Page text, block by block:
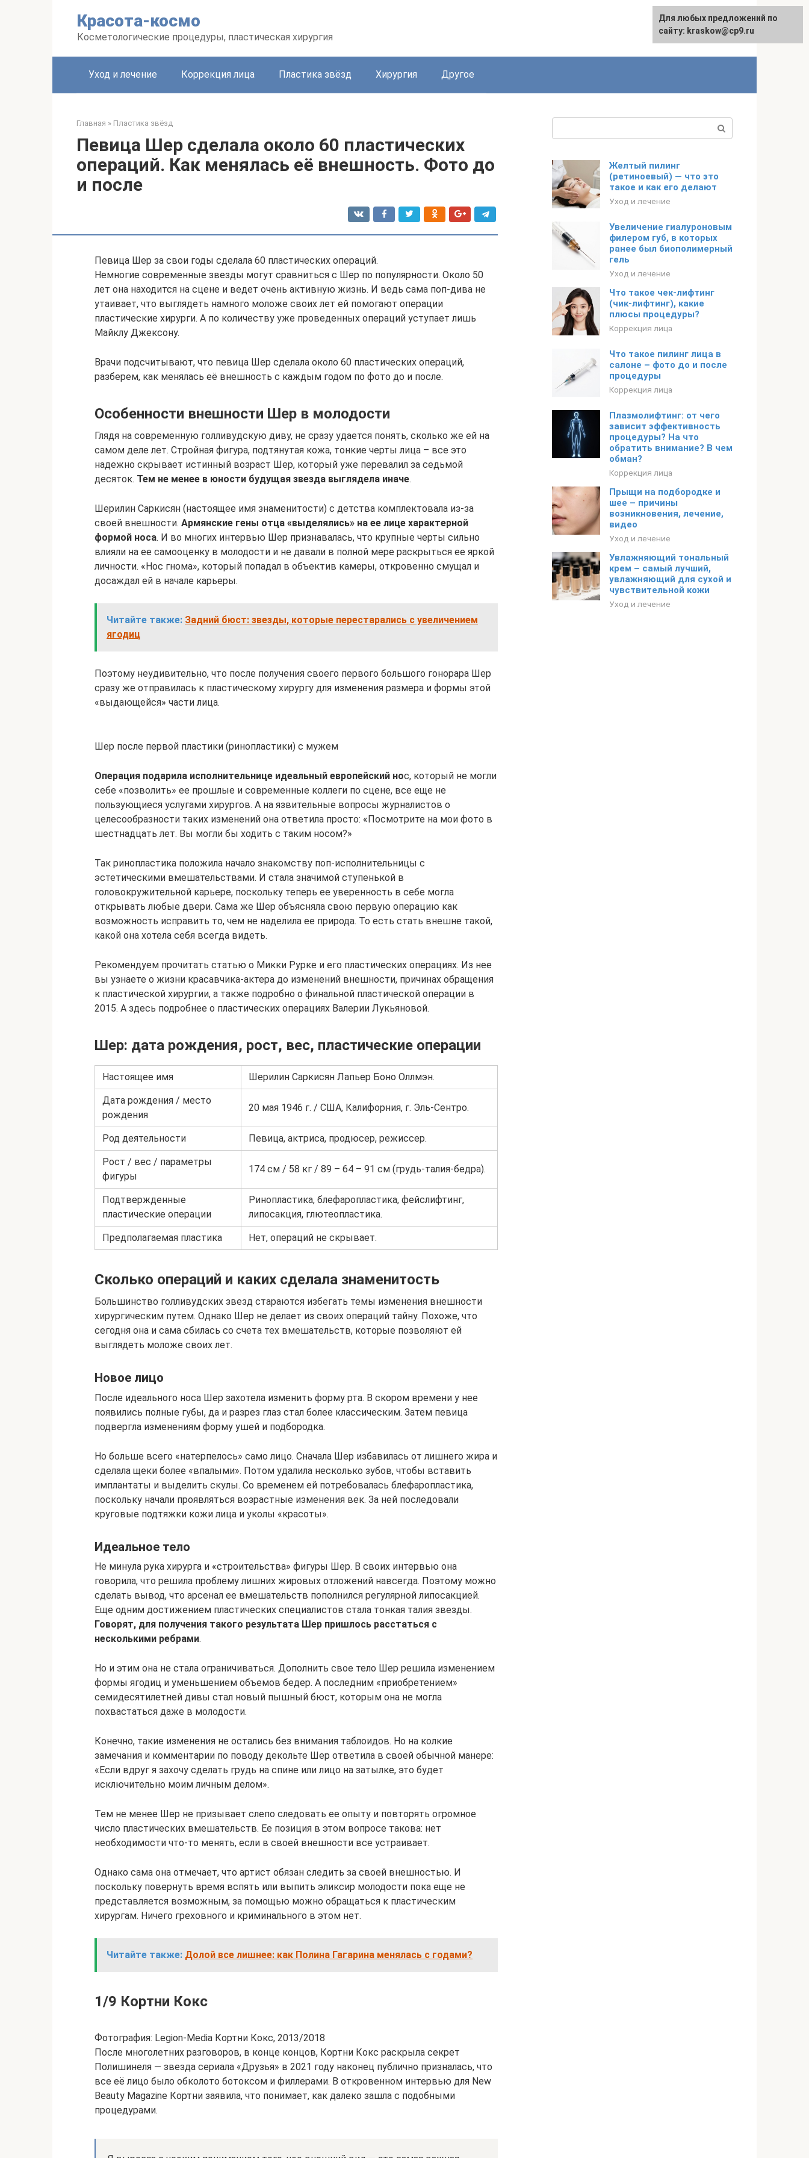
Красота-космо
Косметологические процедуры, пластическая хирургия
Уход и лечение Коррекция лица Пластика звёзд Хирургия Другое
Главная » Пластика звёзд
Певица Шер сделала около 60 пластических
операций. Как менялась её внешность. Фото до
и после
Певица Шер за свои годы сделала 60 пластических операций.
Немногие современные звезды могут сравниться с Шер по популярности. Около 50
лет она находится на сцене и ведет очень активную жизнь. И ведь сама поп-дива не
утаивает, что выглядеть намного моложе своих лет ей помогают операции
пластические хирурги. А по количеству уже проведенных операций уступает лишь
Майклу Джексону.
Врачи подсчитывают, что певица Шер сделала около 60 пластических операций,
разберем, как менялась её внешность с каждым годом по фото до и после.
Особенности внешности Шер в молодости
Глядя на современную голливудскую диву, не сразу удается понять, сколько же ей на
самом деле лет. Стройная фигура, подтянутая кожа, тонкие черты лица – все это
надежно скрывает истинный возраст Шер, который уже перевалил за седьмой
десяток. Тем не менее в юности будущая звезда выглядела иначе.
Шерилин Саркисян (настоящее имя знаменитости) с детства комплектовала из-за
своей внешности. Армянские гены отца «выделялись» на ее лице характерной
формой носа. И во многих интервью Шер признавалась, что крупные черты сильно
влияли на ее самооценку в молодости и не давали в полной мере раскрыться ее яркой
личности. «Нос гнома», который попадал в объектив камеры, откровенно смущал и
досаждал ей в начале карьеры.
Читайте также: Задний бюст: звезды, которые перестарались с увеличением
ягодиц
Поэтому неудивительно, что после получения своего первого большого гонорара Шер
сразу же отправилась к пластическому хирургу для изменения размера и формы этой
«выдающейся» части лица.
Шер после первой пластики (ринопластики) с мужем
Операция подарила исполнительнице идеальный европейский нос, который не могли
себе «позволить» ее прошлые и современные коллеги по сцене, все еще не
пользующиеся услугами хирургов. А на язвительные вопросы журналистов о
целесообразности таких изменений она ответила просто: «Посмотрите на мои фото в
шестнадцать лет. Вы могли бы ходить с таким носом?»
Так ринопластика положила начало знакомству поп-исполнительницы с
эстетическими вмешательствами. И стала значимой ступенькой в
головокружительной карьере, поскольку теперь ее уверенность в себе могла
открывать любые двери. Сама же Шер объясняла свою первую операцию как
возможность исправить то, чем не наделила ее природа. То есть стать внешне такой,
какой она хотела себя всегда видеть.
Рекомендуем прочитать статью о Микки Рурке и его пластических операциях. Из нее
вы узнаете о жизни красавчика-актера до изменений внешности, причинах обращения
к пластической хирургии, а также подробно о финальной пластической операции в
2015. А здесь подробнее о пластических операциях Валерии Лукьяновой.
Шер: дата рождения, рост, вес, пластические операции
Настоящее имя Шерилин Саркисян Лапьер Боно Оллмэн.
Дата рождения / место
рождения
20 мая 1946 г. / США, Калифорния, г. Эль-Сентро.
Род деятельности Певица, актриса, продюсер, режиссер.
Рост / вес / параметры
фигуры
174 см / 58 кг / 89 – 64 – 91 см (грудь-талия-бедра).
Подтвержденные
пластические операции
Ринопластика, блефаропластика, фейслифтинг,
липосакция, глютеопластика.
Предполагаемая пластика Нет, операций не скрывает.
Сколько операций и каких сделала знаменитость
Большинство голливудских звезд стараются избегать темы изменения внешности
хирургическим путем. Однако Шер не делает из своих операций тайну. Похоже, что
сегодня она и сама сбилась со счета тех вмешательств, которые позволяют ей
выглядеть моложе своих лет.
Новое лицо
После идеального носа Шер захотела изменить форму рта. В скором времени у нее
появились полные губы, да и разрез глаз стал более классическим. Затем певица
подвергла изменениям форму ушей и подбородка.
Но больше всего «натерпелось» само лицо. Сначала Шер избавилась от лишнего жира и
сделала щеки более «впалыми». Потом удалила несколько зубов, чтобы вставить
имплантаты и выделить скулы. Со временем ей потребовалась блефаропластика,
поскольку начали проявляться возрастные изменения век. За ней последовали
круговые подтяжки кожи лица и уколы «красоты».
Идеальное тело
Не минула рука хирурга и «строительства» фигуры Шер. В своих интервью она
говорила, что решила проблему лишних жировых отложений навсегда. Поэтому можно
сделать вывод, что арсенал ее вмешательств пополнился регулярной липосакцией.
Еще одним достижением пластических специалистов стала тонкая талия звезды.
Говорят, для получения такого результата Шер пришлось расстаться с
несколькими ребрами.
Но и этим она не стала ограничиваться. Дополнить свое тело Шер решила изменением
формы ягодиц и уменьшением объемов бедер. А последним «приобретением»
семидесятилетней дивы стал новый пышный бюст, которым она не могла
похвастаться даже в молодости.
Конечно, такие изменения не остались без внимания таблоидов. Но на колкие
замечания и комментарии по поводу декольте Шер ответила в своей обычной манере:
«Если вдруг я захочу сделать грудь на спине или лицо на затылке, это будет
исключительно моим личным делом».
Тем не менее Шер не призывает слепо следовать ее опыту и повторять огромное
число пластических вмешательств. Ее позиция в этом вопросе такова: нет
необходимости что-то менять, если в своей внешности все устраивает.
Однако сама она отмечает, что артист обязан следить за своей внешностью. И
поскольку повернуть время вспять или выпить эликсир молодости пока еще не
представляется возможным, за помощью можно обращаться к пластическим
хирургам. Ничего греховного и криминального в этом нет.
Читайте также: Долой все лишнее: как Полина Гагарина менялась с годами?
1/9 Кортни Кокс
Фотография: Legion-Media Кортни Кокс, 2013/2018
После многолетних разговоров, в конце концов, Кортни Кокс раскрыла секрет
Полишинеля — звезда сериала «Друзья» в 2021 году наконец публично призналась, что
все её лицо было обколото ботоксом и филлерами. В откровенном интервью для New
Beauty Magazine Кортни заявила, что понимает, как далеко зашла с подобными
процедурами.
Желтый пилинг
(ретиноевый) — что это
такое и как его делают
Уход и лечение
Увеличение гиалуроновым
филером губ, в которых
ранее был биополимерный
гель
Уход и лечение
Что такое чек-лифтинг
(чик-лифтинг), какие
плюсы процедуры?
Коррекция лица
Что такое пилинг лица в
салоне – фото до и после
процедуры
Коррекция лица
Плазмолифтинг: от чего
зависит эффективность
процедуры? На что
обратить внимание? В чем
обман?
Коррекция лица
Прыщи на подбородке и
шее – причины
возникновения, лечение,
видео
Уход и лечение
Увлажняющий тональный
крем – самый лучший,
увлажняющий для сухой и
чувствительной кожи
Уход и лечение
Для любых предложений по
сайту: kraskow@cp9.ru